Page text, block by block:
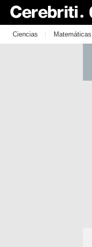
Ciencias | Matemáticas